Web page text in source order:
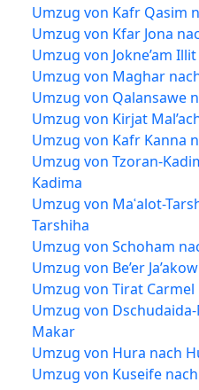
Umzug von Kafr Qasim
Umzug von Kfar Jona
Umzug von Jokne’am
Umzug von Maghar
Umzug von Qalansawe
Umzug von Kirjat
Umzug von Kafr Kanna
Umzug von Tzoran-
Kadima
Umzug von Maʿalot-
Tarshiha
Umzug von Schoham
Umzug von Be’er
Umzug von Tirat
Umzug von
Makar
Umzug von Hura nach
Umzug von Kuseife